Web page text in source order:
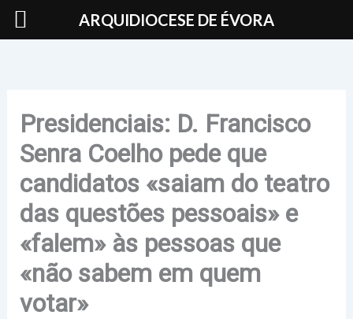
Skip
Presidenciais: D. Francisco
Senra Coelho pede que
candidatos «saiam do teatro
das questões pessoais» e
«falem» às pessoas que
«não sabem em quem
votar»
ARQUIDIOCESE DE ÉVORA